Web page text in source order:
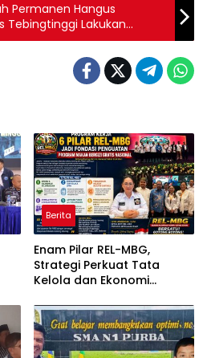
Permanen Hangus
Tebingtinggi Lakukan
Berita
Enam Pilar REL-MBG,
Strategi Perkuat Tata
Kelola dan Ekonomi
Program MBG